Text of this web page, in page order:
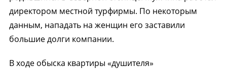
директором местной турфирмы. По некоторым
данным, нападать на женщин его заставили
большие долги компании.
В ходе обыска квартиры «душителя»